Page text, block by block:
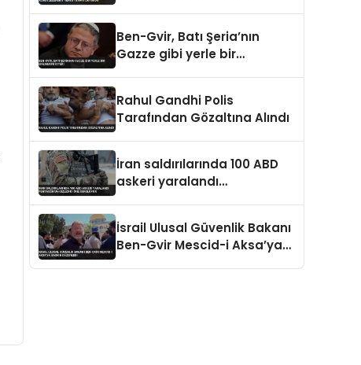
Ben-Gvir, Batı Şeria’nın
Gazze gibi yerle bir
Rahul Gandhi Polis
Tarafından Gözaltına Alındı
İran saldırılarında 100 ABD
askeri yaralandı
İsrail Ulusal Güvenlik Bakanı
Ben-Gvir Mescid-i Aksa’ya